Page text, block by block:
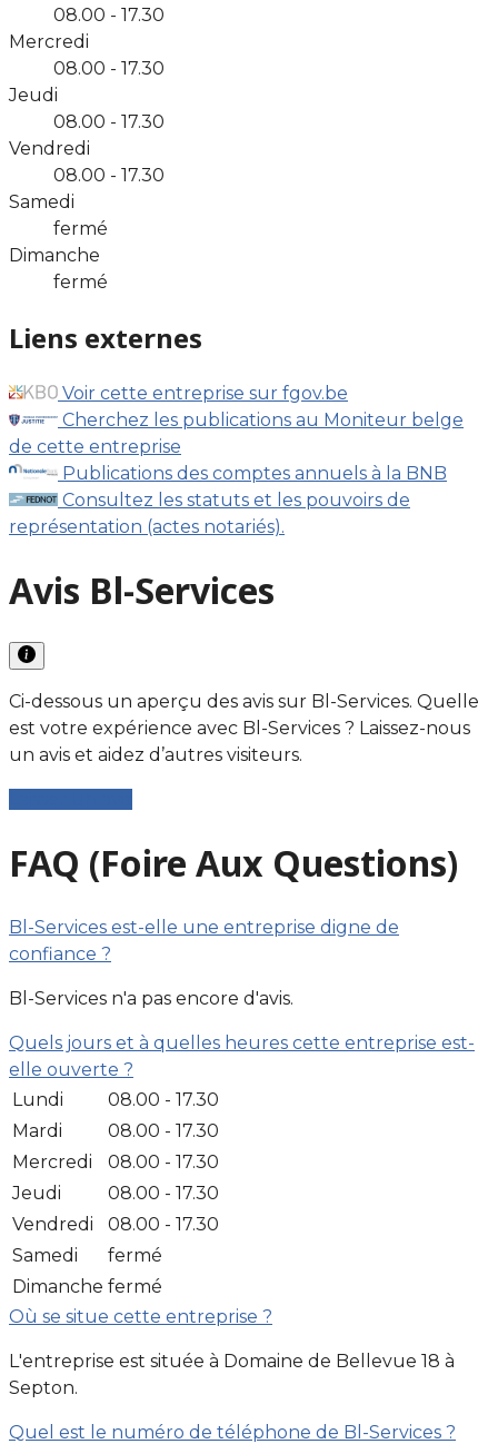
08.00 - 17.30
Mercredi
08.00 - 17.30
Jeudi
08.00 - 17.30
Vendredi
08.00 - 17.30
Samedi
fermé
Dimanche
fermé
Liens externes
Voir cette entreprise sur fgov.be
Cherchez les publications au Moniteur belge
de cette entreprise
Publications des comptes annuels à la BNB
Consultez les statuts et les pouvoirs de
représentation (actes notariés).
Avis Bl-Services
Ci-dessous un aperçu des avis sur Bl-Services. Quelle
est votre expérience avec Bl-Services ? Laissez-nous
un avis et aidez d’autres visiteurs.
FAQ (Foire Aux Questions)
Bl-Services est-elle une entreprise digne de
confiance ?
Bl-Services n'a pas encore d'avis.
Quels jours et à quelles heures cette entreprise est-
elle ouverte ?
Lundi
08.00 - 17.30
Mardi
08.00 - 17.30
Mercredi
08.00 - 17.30
Jeudi
08.00 - 17.30
Vendredi
08.00 - 17.30
Samedi
fermé
Dimanche fermé
Où se situe cette entreprise ?
L'entreprise est située à Domaine de Bellevue 18 à
Septon.
Quel est le numéro de téléphone de Bl-Services ?